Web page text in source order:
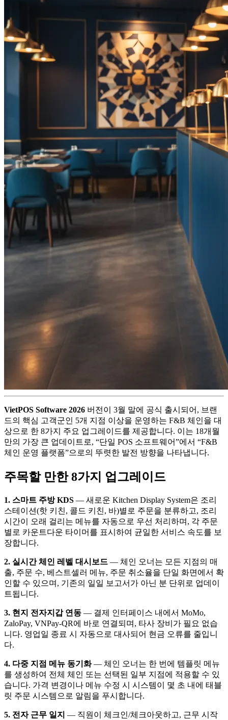
VietPOS Software 2026 버전이 3월 말에 공식 출시되어, 브랜
드의 핵심 고객군인 5개 지점 이상을 운영하는 F&B 체인을 대
상으로 한 8가지 주요 업그레이드를 제공합니다. 이는 18개월
만의 가장 큰 업데이트로, “단일 POS 소프트웨어”에서 “F&B
체인 운영 플랫폼”으로의 뚜렷한 발전 방향을 나타냅니다.
주목할 만한 8가지 업그레이드
1. 스마트 주방 KDS — 새로운 Kitchen Display System은 조리
스테이션(핫 키친, 콜드 키친, 바)별로 주문을 분류하고, 조리
시간이 오래 걸리는 메뉴를 자동으로 우선 처리하며, 각 주문
별로 카운트다운 타이머를 표시하여 균일한 서비스 속도를 보
장합니다.
2. 실시간 체인 레벨 대시보드 — 체인 오너는 모든 지점의 매
출, 주문 수, 베스트셀러 메뉴, 주문 취소율을 단일 화면에서 확
인할 수 있으며, 기존의 일일 보고서가 아닌 분 단위로 업데이
트됩니다.
3. 현지 전자지갑 연동 — 결제 인터페이스 내에서 MoMo,
ZaloPay, VNPay-QR에 바로 연결되며, 타사 장비가 필요 없습
니다. 영업일 종료 시 자동으로 대사되어 현금 오류를 줄입니
다.
4. 다중 지점 메뉴 동기화— 체인 오너는 한 번에 템플릿 메뉴
를 생성하여 전체 체인 또는 선택된 일부 지점에 적용할 수 있
습니다. 가격 변경이나 메뉴 수정 시 시스템이 몇 초 내에 태블
릿 주문 시스템으로 알림을 푸시합니다.
5. 전자 근무 일지 — 직원이 체크인/체크아웃하고, 근무 시작